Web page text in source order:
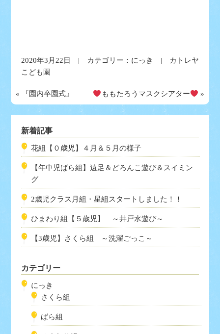
2020年3月22日 | カテゴリー： にっき
| カトレヤ
こども園
« 『園内卒園式』 ももたろうマスクシアター »
新着記事
花組【０歳児】４月＆５月の様子
【年中児ばら組】遠足＆どろんこ遊び＆スイミン
グ
2歳児クラス月組・星組スタートしました！！
ひまわり組【５歳児】 ～井戸水遊び～
【3歳児】さくら組 ～洗濯ごっこ～
カテゴリー
にっき
さくら組
ばら組